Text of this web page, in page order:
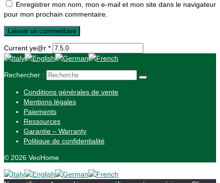
Enregistrer mon nom, mon e-mail et mon site dans le navigateur
pour mon prochain commentaire.
Current ye@r *
Rechercher :
Conditions générales de vente
Mentions légales
Paiements
Ressources
Garantie – Warranty
Politique de confidentialité
© 2026 VeoHome